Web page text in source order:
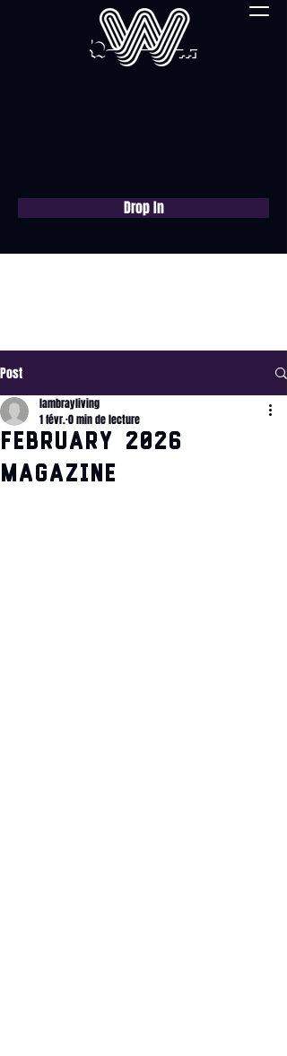
Drop In
Post
February 2026
magazine
lambrayliving
1 févr.0 min de lecture